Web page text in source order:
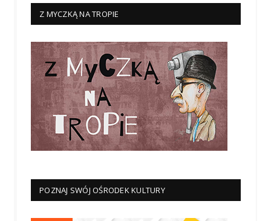
Z MYCZKĄ NA TROPIE
POZNAJ SWÓJ OŚRODEK KULTURY